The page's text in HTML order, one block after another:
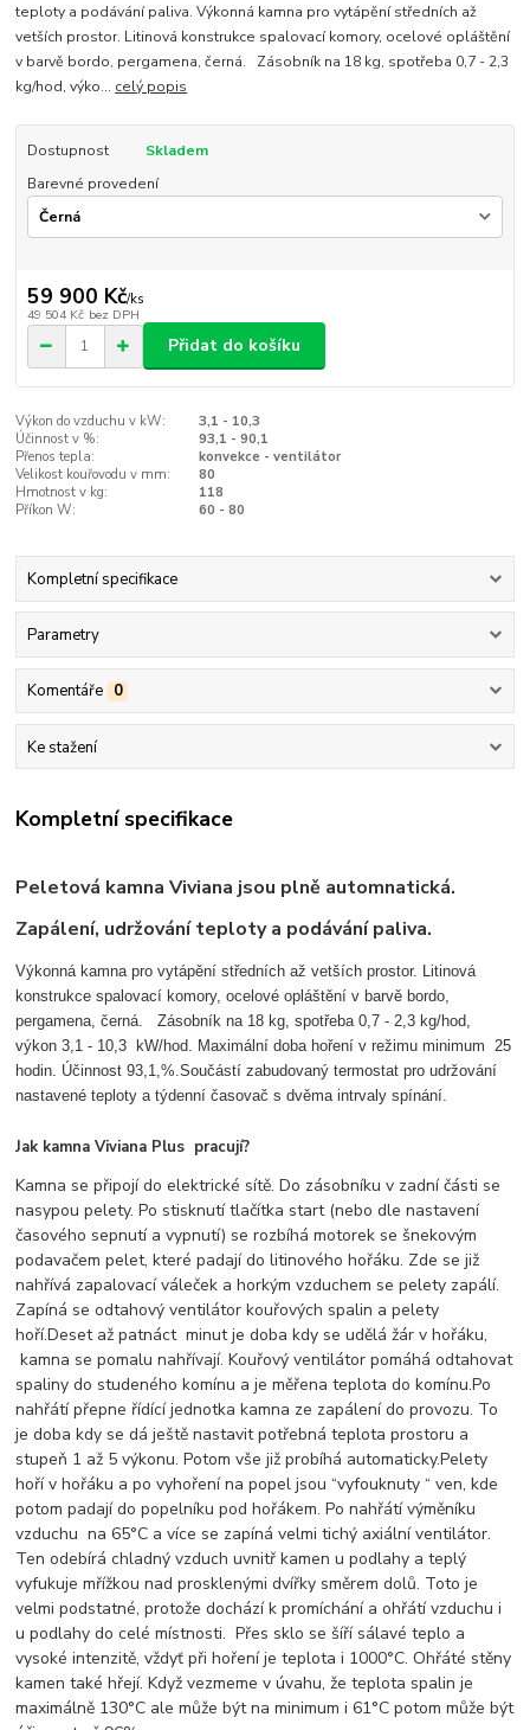
teploty a podávání paliva. Výkonná kamna pro vytápění středních až
vetších prostor. Litinová konstrukce spalovací komory, ocelové opláštění
v barvě bordo, pergamena, černá. Zásobník na 18 kg, spotřeba 0,7 - 2,3
kg/hod, výko... celý popis
Dostupnost
Skladem
Barevné provedení
59 900 Kč/ks
49 504 Kč bez DPH
Přidat do košíku
Výkon do vzduchu v kW:
3,1 - 10,3
Účinnost v %:
93,1 - 90,1
Přenos tepla:
konvekce - ventilátor
Velikost kouřovodu v mm:
80
Hmotnost v kg:
118
Příkon W:
60 - 80
Kompletní specifikace
Parametry
Komentáře 0
Ke stažení
Kompletní specifikace
Peletová kamna Viviana jsou plně automnatická.
Zapálení, udržování teploty a podávání paliva.
Výkonná kamna pro vytápění středních až vetších prostor. Litinová
konstrukce spalovací komory, ocelové opláštění v barvě bordo,
pergamena, černá. Zásobník na 18 kg, spotřeba 0,7 - 2,3 kg/hod,
výkon 3,1 - 10,3 kW/hod. Maximální doba hoření v režimu minimum 25
hodin. Účinnost 93,1,%.Součástí zabudovaný termostat pro udržování
nastavené teploty a týdenní časovač s dvěma intrvaly spínání.
Jak kamna Viviana Plus pracují?
Kamna se připojí do elektrické sítě. Do zásobníku v zadní části se
nasypou pelety. Po stisknutí tlačítka start (nebo dle nastavení
časového sepnutí a vypnutí) se rozbíhá motorek se šnekovým
podavačem pelet, které padají do litinového hořáku. Zde se již
nahřívá zapalovací váleček a horkým vzduchem se pelety zapálí.
Zapíná se odtahový ventilátor kouřových spalin a pelety
hoří.Deset až patnáct minut je doba kdy se udělá žár v hořáku,
kamna se pomalu nahřívají. Kouřový ventilátor pomáhá odtahovat
spaliny do studeného komínu a je měřena teplota do komínu.Po
nahřátí přepne řídící jednotka kamna ze zapálení do provozu. To
je doba kdy se dá ještě nastavit potřebná teplota prostoru a
stupeň 1 až 5 výkonu. Potom vše již probíhá automaticky.Pelety
hoří v hořáku a po vyhoření na popel jsou “vyfouknuty “ ven, kde
potom padají do popelníku pod hořákem. Po nahřátí výměníku
vzduchu na 65°C a více se zapíná velmi tichý axiální ventilátor.
Ten odebírá chladný vzduch uvnitř kamen u podlahy a teplý
vyfukuje mřížkou nad prosklenými dvířky směrem dolů. Toto je
velmi podstatné, protože dochází k promíchání a ohřátí vzduchu i
u podlahy do celé místnosti. Přes sklo se šíří sálavé teplo a
vysoké intenzitě, vždyť při hoření je teplota i 1000°C. Ohřáté stěny
kamen také hřejí. Když vezmeme v úvahu, že teplota spalin je
maximálně 130°C ale může být na minimum i 61°C potom může být